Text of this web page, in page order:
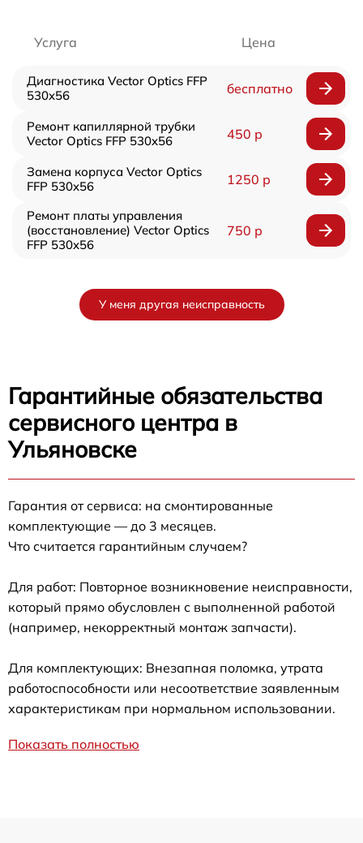
Услуга Цена
Диагностика Vector Optics FFP
530x56
бесплатно
Ремонт капиллярной трубки
Vector Optics FFP 530x56
450 р
Замена корпуса Vector Optics
FFP 530x56
1250 р
Ремонт платы управления
(восстановление) Vector Optics
FFP 530x56
750 р
У меня другая неисправность
Гарантийные обязательства
сервисного центра в
Ульяновске
Гарантия от сервиса: на смонтированные
комплектующие — до 3 месяцев.
Что считается гарантийным случаем?
Для работ: Повторное возникновение неисправности,
который прямо обусловлен с выполненной работой
(например, некорректный монтаж запчасти).
Для комплектующих: Внезапная поломка, утрата
работоспособности или несоответствие заявленным
характеристикам при нормальном использовании.
Показать полностью